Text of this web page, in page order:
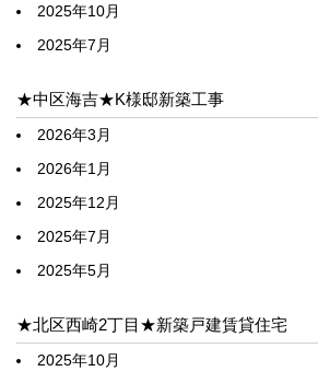
2025年10月
2025年7月
★中区海吉★K様邸新築工事
2026年3月
2026年1月
2025年12月
2025年7月
2025年5月
★北区西崎2丁目★新築戸建賃貸住宅
2025年10月